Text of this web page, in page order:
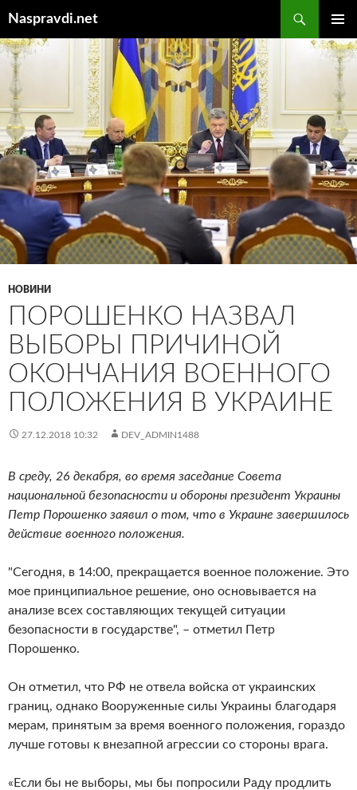
вмісту
Naspravdi.net
МЕНЮ
НОВИНИ
ПОРОШЕНКО НАЗВАЛ
ВЫБОРЫ ПРИЧИНОЙ
ОКОНЧАНИЯ ВОЕННОГО
ПОЛОЖЕНИЯ В УКРАИНЕ
27.12.2018 10:32 DEV_ADMIN1488
В среду, 26 декабря, во время заседание Совета
национальной безопасности и обороны президент Украины
Петр Порошенко заявил о том, что в Украине завершилось
действие военного положения.
"Сегодня, в 14:00, прекращается военное положение. Это
мое принципиальное решение, оно основывается на
анализе всех составляющих текущей ситуации
безопасности в государстве", – отметил Петр
Порошенко.
Он отметил, что РФ не отвела войска от украинских
границ, однако Вооруженные силы Украины благодаря
мерам, принятым за время военного положения, гораздо
лучше готовы к внезапной агрессии со стороны врага.
«Если бы не выборы, мы бы попросили Раду продлить